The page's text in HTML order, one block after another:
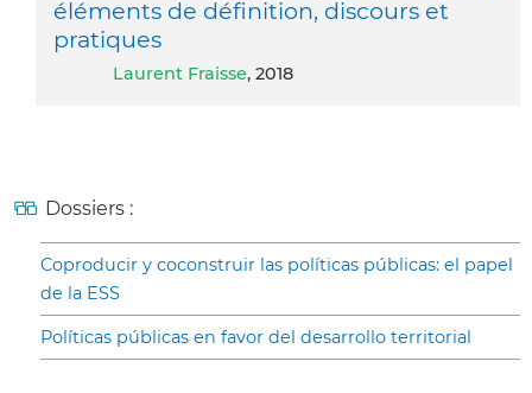
éléments de définition, discours et
pratiques
Laurent Fraisse, 2018
Dossiers :
Coproducir y coconstruir las políticas públicas: el papel
de la ESS
Políticas públicas en favor del desarrollo territorial